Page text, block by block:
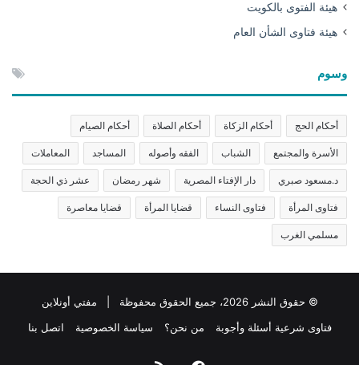
هيئة الفتوى بالكويت
هيئة فتاوى الشأن العام
وسوم
أحكام الحج أحكام الزكاة أحكام الصلاة أحكام الصيام
الأسرة والمجتمع الشباب الفقه وأصوله المساجد المعاملات
د.مسعود صبري دار الإفتاء المصرية شهر رمضان عشر ذي الحجة
فتاوى المرأة فتاوى النساء قضايا المرأة قضايا معاصرة
مسلمي الغرب
© حقوق النشر 2026، جميع الحقوق محفوظة | مفتي أونلاين
فتاوى شرعية أسئلة وأجوبة
من نحن؟ سياسة الخصوصية اتصل بنا